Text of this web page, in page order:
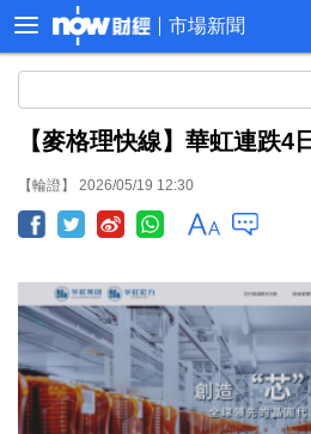
市場新聞
【麥格理快線】華虹連跌4日
【輪證】 2026/05/19 12:30